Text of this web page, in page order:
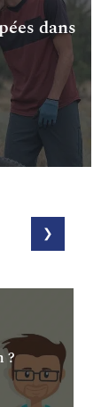
dans
?